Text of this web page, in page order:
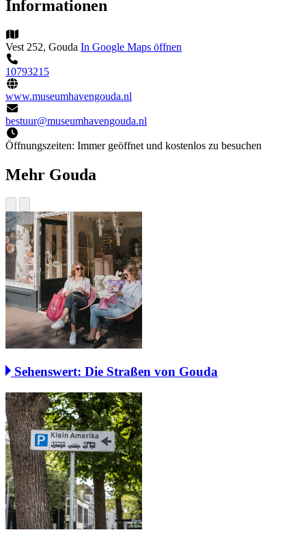
Informationen
Vest 252, Gouda In Google Maps öffnen
10793215
www.museumhavengouda.nl
bestuur@museumhavengouda.nl
Öffnungszeiten: Immer geöffnet und kostenlos zu besuchen
Mehr Gouda
Sehenswert: Die Straßen von Gouda